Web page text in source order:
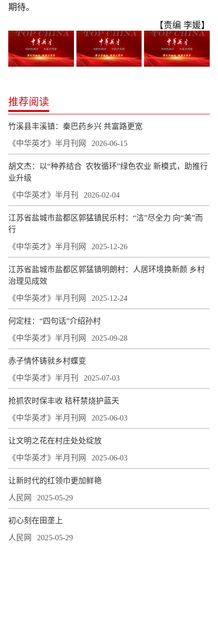
期待。
【责编 李媛】
推荐阅读
竹溪县丰溪镇：秦巴药乡兴 共富路更宽
《中华英才》半月刊网 2026-06-15
胡文杰：以“种养结合 农牧循环”绿色农业 新模式，助推行
业升级
《中华英才》半月刊 2026-02-04
江苏省盐城市盐都区郭猛镇民乐村：“洁”尽全力 向“美”而
行
《中华英才》半月刊网 2025-12-26
江苏省盐城市盐都区郭猛镇明朗村：人居环境换新颜 乡村
治理见成效
《中华英才》半月刊网 2025-12-24
何定柱：“四句话”介绍孙村
《中华英才》半月刊网 2025-09-28
赤子情怀铸就乡村蝶变
《中华英才》半月刊 2025-07-03
抢抓农时保丰收 秸秆禁烧护蓝天
《中华英才》半月刊网 2025-06-03
让文明之花在村庄处处绽放
《中华英才》半月刊网 2025-06-03
让新时代的红领巾更加鲜艳
人民网 2025-05-29
初心刻在田垄上
人民网 2025-05-29